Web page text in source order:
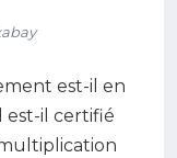
est-il en
est-il certifié